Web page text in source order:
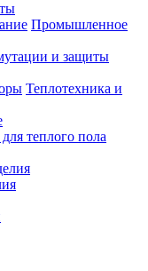
Промышленное
и защиты
Теплотехника и
теплого пола